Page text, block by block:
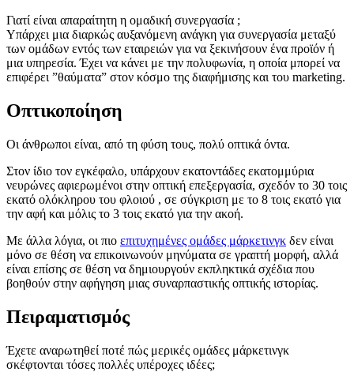
Γιατί είναι απαραίτητη η ομαδική συνεργασία ;
Υπάρχει μια διαρκώς αυξανόμενη ανάγκη για συνεργασία μεταξύ
των ομάδων εντός των εταιρειών για να ξεκινήσουν ένα προϊόν ή
μια υπηρεσία. Έχει να κάνει με την πολυφωνία, η οποία μπορεί να
επιφέρει ”θαύματα” στον κόσμο της διαφήμισης και του marketing.
Οπτικοποίηση
Οι άνθρωποι είναι, από τη φύση τους, πολύ οπτικά όντα.
Στον ίδιο τον εγκέφαλο, υπάρχουν εκατοντάδες εκατομμύρια
νευρώνες αφιερωμένοι στην οπτική επεξεργασία, σχεδόν το 30 τοις
εκατό ολόκληρου του φλοιού , σε σύγκριση με το 8 τοις εκατό για
την αφή και μόλις το 3 τοις εκατό για την ακοή.
Με άλλα λόγια, οι πιο επιτυχημένες ομάδες μάρκετινγκ δεν είναι
μόνο σε θέση να επικοινωνούν μηνύματα σε γραπτή μορφή, αλλά
είναι επίσης σε θέση να δημιουργούν εκπληκτικά σχέδια που
βοηθούν στην αφήγηση μιας συναρπαστικής οπτικής ιστορίας.
Πειραματισμός
Έχετε αναρωτηθεί ποτέ πώς μερικές ομάδες μάρκετινγκ
σκέφτονται τόσες πολλές υπέροχες ιδέες;